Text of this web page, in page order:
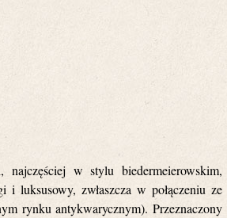
w stylu biedermeierowskim,
luksusowy, zwłaszcza w połączeniu ze
rynku antykwarycznym). Przeznaczony